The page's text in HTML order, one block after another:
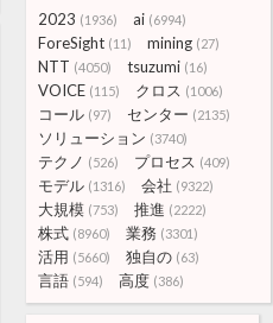
2023 (1936) ai (6994)
ForeSight (11) mining (27)
NTT (4050) tsuzumi (16)
VOICE (115) クロス (1006)
コール (97) センター (2135)
ソリューション (3740)
テクノ (526) プロセス (409)
モデル (1316) 会社 (9322)
大規模 (753) 推進 (2222)
株式 (8960) 業務 (3301)
活用 (5660) 独自の (63)
言語 (594) 高度 (386)